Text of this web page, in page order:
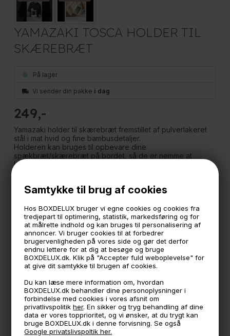
Samtykke til brug af cookies
Hos BOXDELUX bruger vi egne cookies og cookies fra
tredjepart til optimering, statistik, markedsføring og for
at målrette indhold og kan bruges til personalisering af
annoncer. Vi bruger cookies til at forbedrer
brugervenligheden på vores side og gør det derfor
endnu lettere for at dig at besøge og bruge
BOXDELUX.dk. Klik på "Accepter fuld weboplevelse" for
at give dit samtykke til brugen af cookies.
Du kan læse mere information om, hvordan
BOXDELUX.dk behandler dine personoplysninger i
forbindelse med cookies i vores afsnit om
privatlivspolitikher. En sikker og tryg behandling af dine
data er vores topprioritet, og vi ønsker, at du trygt kan
bruge BOXDELUX.dk i denne forvisning. Se også
Google privatslivspoltik her.
YAMAZAKI TOSCA HOLDER TIL
SKÆREBRÆT
På lager
Vi sender din pakke i dag
249
Yamazaki holder til skærebræt fremstillet af pulverlakeret
stål i mat hvid og fine bambusdetaljer.
Holderen kan bruges til opbevare dine
spækbræt/skærebræt på bordet, så de er nemme at
komme til. Du sætter brættet på enten den højre eller
Japansk design, der passer supergodt ind i den
skandinaviske lyse stil. Vi er eneste danske forhandler af
Japanske Yamazaki.
Måler 14 cm i bredden, 10,5 cm i dybden og 16 cm i højden.
🕚 Bestil inden 11 & vi sender samme dag på hverdage
🧺 Kan du lægge varen i kurven, er den på lager
🌟 4,9 med over 1200 anmeldelser ★★★★★
📦 Fragtfri v. køb over 999,- ellers fra 49,- med GLS
💳 Betal med